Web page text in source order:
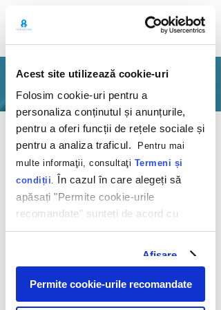
Acest site utilizează cookie-uri
Folosim cookie-uri pentru a
personaliza conținutul și anunțurile,
pentru a oferi funcții de rețele sociale și
pentru a analiza traficul.
Pentru mai
multe informaţii, consultaţi Termeni și
condiții. În cazul în care alegeți să
apăsați "Permite cookie-urile
recomandate" sunteți de acord cu
utilizarea modulelor noastre cookie.
Afişare
Permite cookie-urile recomandate
PORTFOLIO
Back
Actualizarea
ofertei de roaming
de la Telekom
Telekom